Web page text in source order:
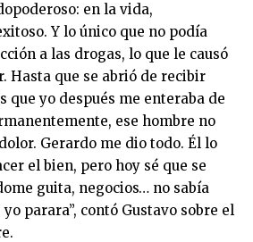
en la vida,
Y lo único que no podía
a las drogas, lo que le causó
Hasta que se abrió de recibir
que yo después me enteraba de
ese hombre no
Gerardo me dio todo. Él lo
el bien, pero hoy sé que se
guita, negocios… no sabía
parara”, contó Gustavo sobre el